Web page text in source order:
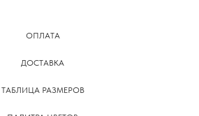
ОПЛАТА
ДОСТАВКА
ТАБЛИЦА РАЗМЕРОВ